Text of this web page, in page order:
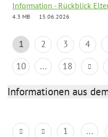
Information - Rückblick
4.3 MB
15.06.2026
1 2 3 4
10
... 18
Informationen aus
1 ...